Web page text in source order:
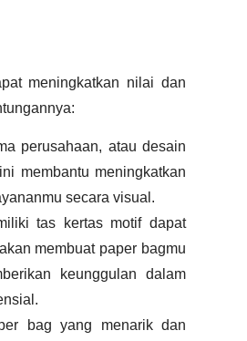
meningkatkan nilai dan
perusahaan, atau desain
membantu meningkatkan
secara visual.
tas kertas motif dapat
membuat paper bagmu
keunggulan dalam
bag yang menarik dan